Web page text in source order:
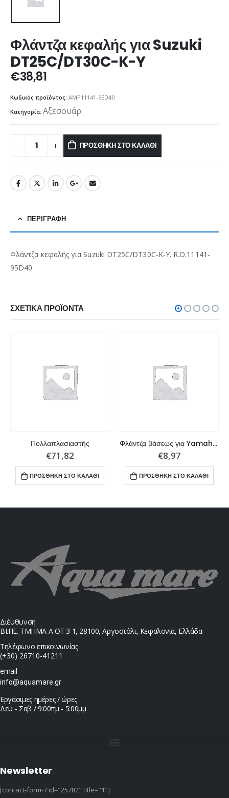
Φλάντζα κεφαλής για Suzuki
DT25C/DT30C-K-Y
€38,81
Κωδικός προϊόντος: AMP11141-95D40
Κατηγορία: Αξεσουάρ
ΠΡΟΣΘΉΚΗ ΣΤΟ ΚΑΛΆΘΙ
ΠΕΡΙΓΡΑΦΉ
Φλάντζα κεφαλής για Suzuki DT25C/DT30C-K-Y. R.O.11141-
95D40
ΣΧΕΤΙΚΆ ΠΡΟΪΌΝΤΑ
Πολλαπλασιαστής
€71,82
ΠΡΟΣΘΉΚΗ ΣΤΟ ΚΑΛΆΘΙ
Φλάντζα βάσεως για Yamaha / Parsun
€8,97
ΠΡΟΣΘΉΚΗ ΣΤΟ ΚΑΛΆΘΙ
Διέυθυνση
ΒΙ.ΠΕ. ΤΜΗΜΑ Α ΟΤ 3 1, 28100, Αργοστόλι, Κεφαλονιά, Ελλάδα
Τηλέφωνο επικοινωνίας
(+30) 26710-41211
email
info@aquamare.gr
Εργάσιμες ημέρες / ώρες
Δευ - Σαβ / 9:00πμ - 5:00μμ
Newsletter
[contact-form-7 id="25782" title="1"]